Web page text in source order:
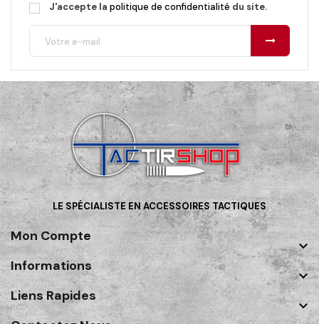
J'accepte la politique de confidentialité du site.
LE SPÉCIALISTE EN ACCESSOIRES TACTIQUES
Mon Compte

Informations

Liens Rapides
